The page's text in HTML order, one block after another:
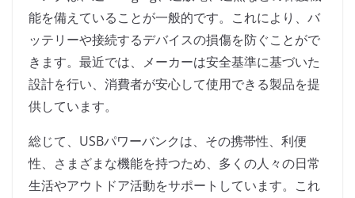
能を備えていることが一般的です。これにより、バ
ッテリーや接続するデバイスの損傷を防ぐことがで
きます。最近では、メーカーは安全基準に基づいた
設計を行い、消費者が安心して使用できる製品を提
供しています。
総じて、USBパワーバンクは、その携帯性、利便
性、さまざまな機能を持つため、多くの人々の日常
生活やアウトドア活動をサポートしています。これ